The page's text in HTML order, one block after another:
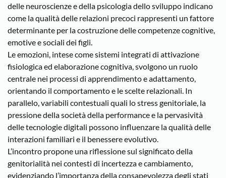
delle neuroscienze e della psicologia dello sviluppo indicano
come la qualità delle relazioni precoci rappresenti un fattore
determinante per la costruzione delle competenze cognitive,
emotive e sociali dei figli.
Le emozioni, intese come sistemi integrati di attivazione
fisiologica ed elaborazione cognitiva, svolgono un ruolo
centrale nei processi di apprendimento e adattamento,
orientando il comportamento e le scelte relazionali. In
parallelo, variabili contestuali quali lo stress genitoriale, la
pressione della società della performance e la pervasività
delle tecnologie digitali possono influenzare la qualità delle
interazioni familiari e il benessere evolutivo.
L’incontro propone una riflessione sul significato della
genitorialità nei contesti di incertezza e cambiamento,
evidenziando l’importanza della consapevolezza degli stati